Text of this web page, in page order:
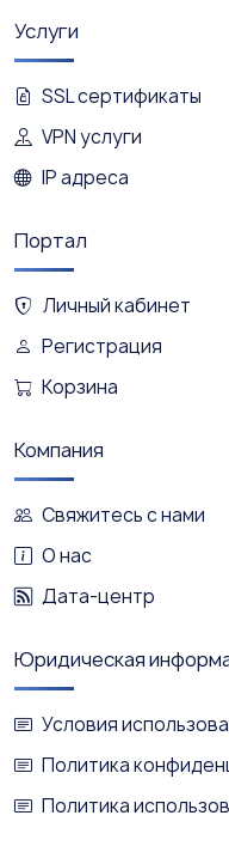
Услуги
SSL сертификаты
VPN услуги
IP адреса
Портал
Личный кабинет
Регистрация
Корзина
Компания
Свяжитесь с нами
О нас
Дата-центр
Юридическая
Условия
Политика
Политика